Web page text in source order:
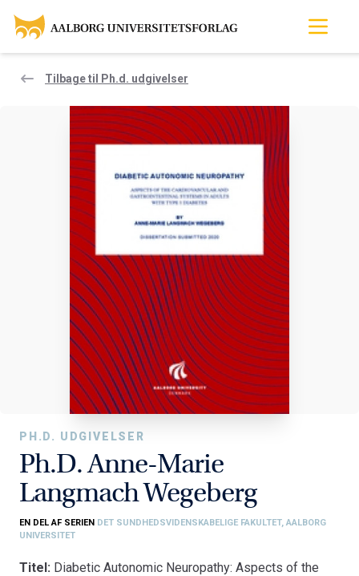
Tilbage til Ph.d. udgivelser
PH.D. UDGIVELSER
Ph.D. Anne-Marie
Langmach Wegeberg
EN DEL AF SERIEN DET SUNDHEDSVIDENSKABELIGE FAKULTET, AALBORG
UNIVERSITET
Titel: Diabetic Autonomic Neuropathy: Aspects of the